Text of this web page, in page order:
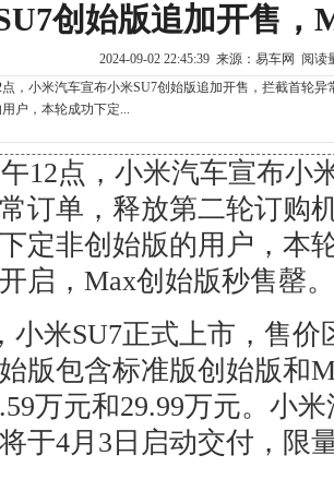
创始版追加开售，
2024-09-02 22:45:39 来源：易车网 阅
小米汽车宣布小米SU7创始版追加开售，拦截首轮异
户，本轮成功下定...
12点，小米汽车宣布小
订单，释放第二轮订购
定非创始版的用户，本
启，Max创始版秒售罄。
小米SU7正式上市，售价
版包含标准版创始版和
万元和29.99万元。小
于4月3日启动交付，限